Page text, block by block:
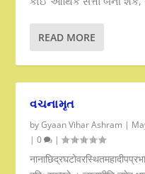
READ MORE
વચનામૃત
byGyaan Vihar Ashram |
|0 |